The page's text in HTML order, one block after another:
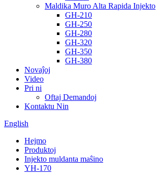
Maldika Muro Alta Rapida Injekto
GH-210
GH-250
GH-280
GH-320
GH-350
GH-380
Novaĵoj
Video
Pri ni
Oftaj Demandoj
Kontaktu Nin
English
Hejmo
Produktoj
Injekto muldanta maŝino
YH-170